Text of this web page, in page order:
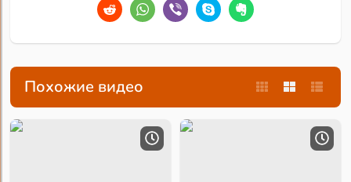
Похожие видео